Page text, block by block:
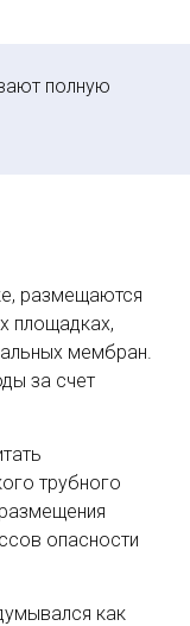
полную
размещаются
площадках,
мембран.
за счет
трубного
опасности
как